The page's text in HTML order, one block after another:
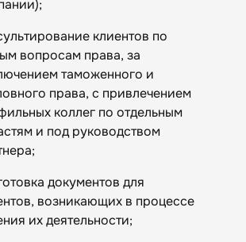
клиентов по
вопросам права, за
таможенного и
права, с привлечением
коллег по отдельным
и под руководством
документов для
возникающих в процессе
их деятельности;